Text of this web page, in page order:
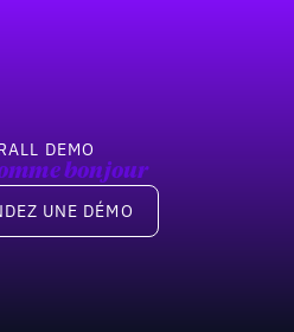
DEMO
bonjour
une démo
UNE DÉMO